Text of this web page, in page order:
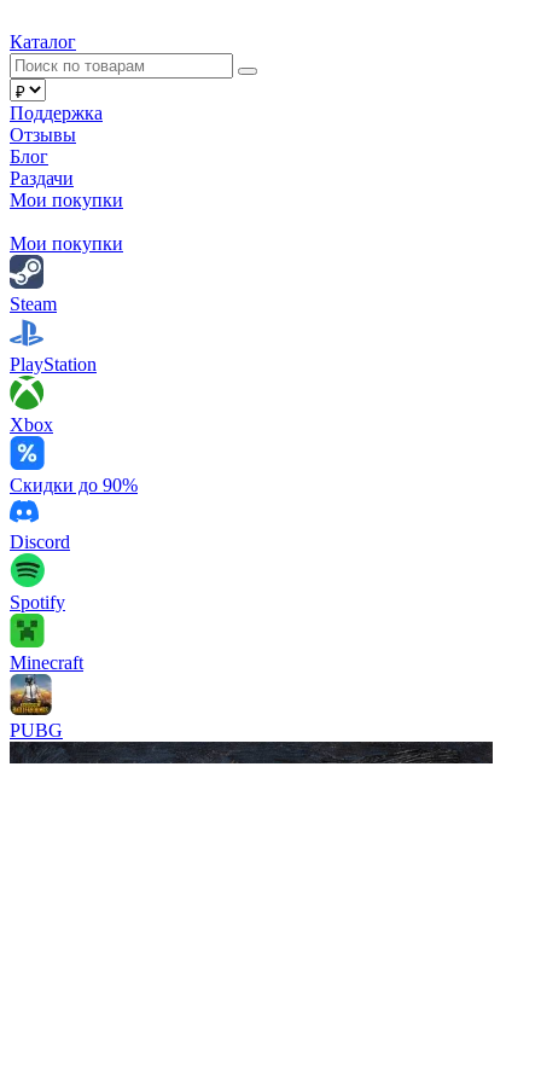
Каталог
Поддержка
Отзывы
Блог
Раздачи
Мои покупки
Мои покупки
Steam
PlayStation
Xbox
Скидки до 90%
Discord
Spotify
Minecraft
PUBG